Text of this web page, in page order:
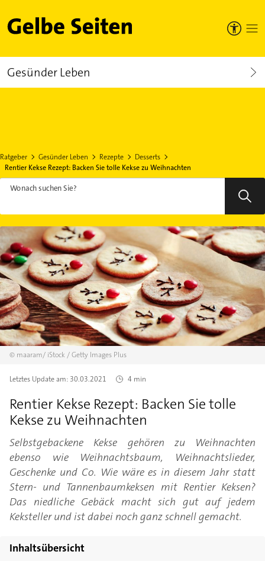
Gelbe Seiten
Gesünder Leben
Ratgeber Gesünder Leben Rezepte
Desserts
Rentier Kekse Rezept: Backen Sie tolle Kekse zu Weihnachten
Wonach suchen Sie?
© maaram/ iStock / Getty Images Plus
Letztes Update am: 30.03.2021 4 min
Rentier Kekse Rezept: Backen Sie tolle
Kekse zu Weihnachten
Selbstgebackene Kekse gehören zu Weihnachten
ebenso wie Weihnachtsbaum, Weihnachtslieder,
Geschenke und Co. Wie wäre es in diesem Jahr statt
Stern- und Tannenbaumkeksen mit Rentier Keksen?
Das niedliche Gebäck macht sich gut auf jedem
Keksteller und ist dabei noch ganz schnell gemacht.
Inhaltsübersicht